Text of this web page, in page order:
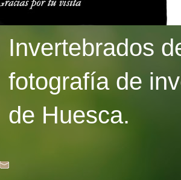
Invertebrados
fotografía de
de Huesca.